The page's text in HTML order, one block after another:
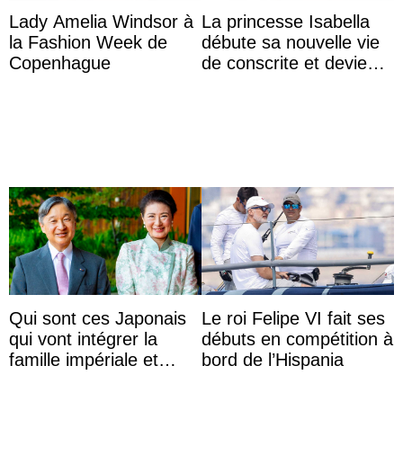
Lady Amelia Windsor à
la Fashion Week de
Copenhague
La princesse Isabella
débute sa nouvelle vie
de conscrite et devient
Qui sont ces Japonais
qui vont intégrer la
famille impériale et
Le roi Felipe VI fait ses
débuts en compétition à
bord de l’Hispania